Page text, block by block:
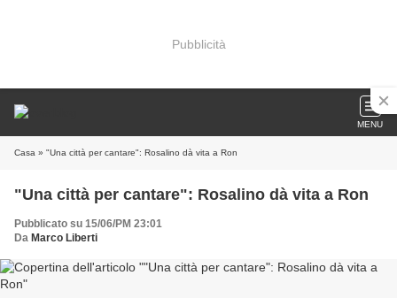
Pubblicità
MENU
Casa » "Una città per cantare": Rosalino dà vita a Ron
"Una città per cantare": Rosalino dà vita a Ron
Pubblicato su 15/06/PM 23:01
Da Marco Liberti